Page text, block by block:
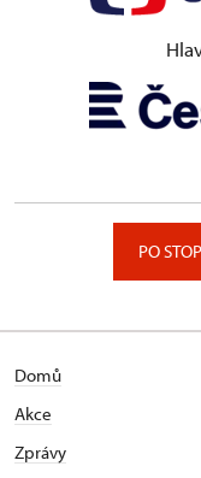
PO
Domů
Akce
Zprávy